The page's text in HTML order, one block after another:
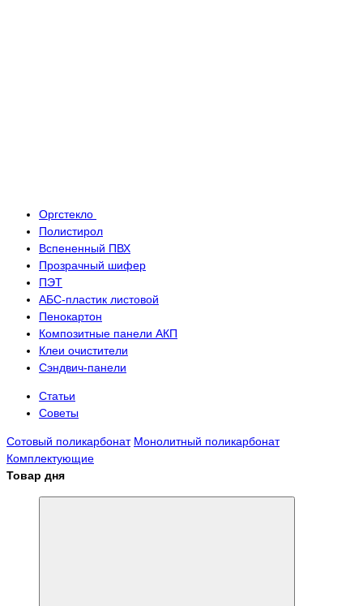
Оргстекло
Полистирол
Вспененный ПВХ
Прозрачный шифер
ПЭТ
АБС-пластик листовой
Пенокартон
Композитные панели АКП
Клеи очистители
Сэндвич-панели
Статьи
Советы
Сотовый поликарбонат Монолитный поликарбонат
Комплектующие
Товар дня